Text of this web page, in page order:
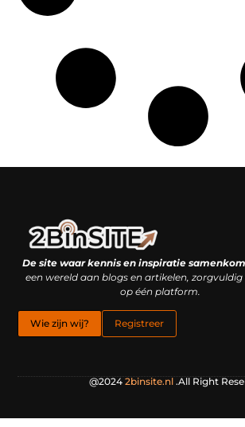
De site waar kennis en inspiratie
een wereld aan blogs en artikelen,
op één platform.
Wie zijn wij? Registreer
@2024 2binsite.nl.All Right